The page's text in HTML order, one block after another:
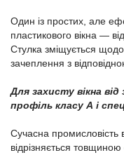
Один із простих, але
пластикового вікна —
Стулка зміщується
зачеплення з
Для захисту вікна
профіль класу А і
Сучасна
відрізняється товщиною